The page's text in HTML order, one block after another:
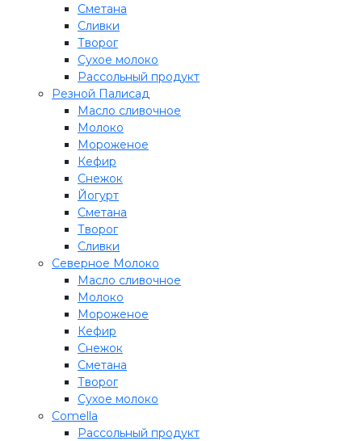
Сметана
Сливки
Творог
Сухое молоко
Рассольный продукт
Резной Палисад
Масло сливочное
Молоко
Мороженое
Кефир
Снежок
Йогурт
Сметана
Творог
Сливки
Северное Молоко
Масло сливочное
Молоко
Мороженое
Кефир
Снежок
Сметана
Творог
Сухое молоко
Comеlla
Рассольный продукт